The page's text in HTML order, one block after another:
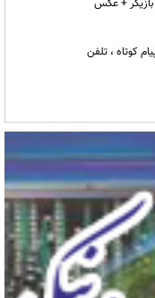
+ عکس
کوتاه ، تلفن